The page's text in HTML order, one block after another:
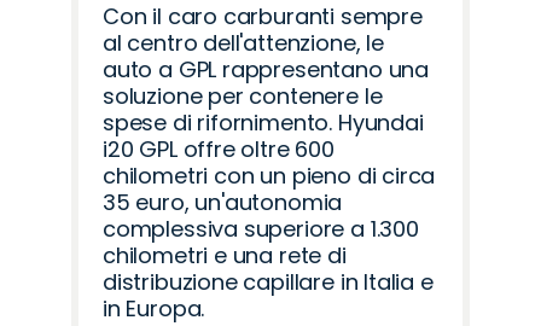
Con il caro carburanti sempre
al centro dell'attenzione, le
auto a GPL rappresentano una
soluzione per contenere le
spese di rifornimento. Hyundai
i20 GPL offre oltre 600
chilometri con un pieno di circa
35 euro, un'autonomia
complessiva superiore a 1.300
chilometri e una rete di
distribuzione capillare in Italia e
in Europa.